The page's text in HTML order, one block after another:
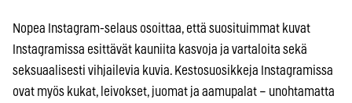
Nopea Instagram-selaus osoittaa, että suosituimmat kuvat
Instagramissa esittävät kauniita kasvoja ja vartaloita sekä
seksuaalisesti vihjailevia kuvia. Kestosuosikkeja Instagramissa
ovat myös kukat, leivokset, juomat ja aamupalat – unohtamatta